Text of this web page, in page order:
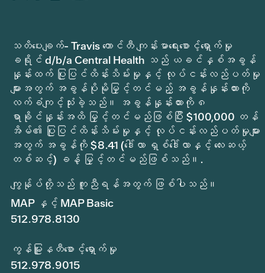
သတိပေးချက်- Travis ကောင်တီ ကျန်းမာရေးစောင့်ရှောက်မှု
ခရိုင် d/b/a Central Health သည် ယခင်နှစ်အခွန်
နှုန်းထက် ပြုပြင်ထိန်းသိမ်းမှုနှင့် လုပ်ငန်းလည်ပတ်မှု
များအတွက် အခွန်ပိုမိုမြှင့်တင်မည့် အခွန်နှုန်းထားကို
လက်ခံကျင့်သုံးခဲ့သည်။ အခွန်နှုန်းထားကို ၈
ရာခိုင်နှုန်းအထိ မြှင့်တင်မည်ဖြစ်ပြီး $100,000 တန်
အိမ်၏ ပြုပြင်ထိန်းသိမ်းမှုနှင့် လုပ်ငန်းလည်ပတ်မှုများ
အတွက် အခွန်ကို $8.41 (ဒေါ်လာ ရှစ်ဒေါ်လာနှင့် လေးဆယ့်
တစ်ဆင့်) ခန့် မြှင့်တင်မည်ဖြစ်သည်။.
ကျွန်ုပ်တို့သည် ကူညီရန်အတွက် ဖြစ်ပါသည်။
MAP နှင့် MAP Basic
512.978.8130
ကွန်မြူနတီစောင့်ရှောက်မှု
512.978.9015